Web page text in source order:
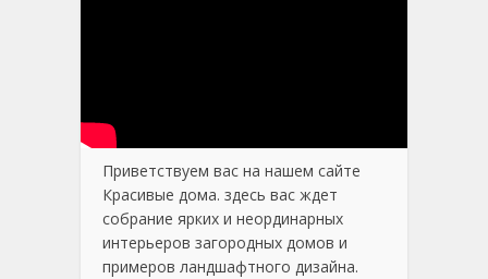
Приветствуем вас на нашем сайте
Красивые дома. здесь вас ждет
собрание ярких и неординарных
интерьеров загородных домов и
примеров ландшафтного дизайна.